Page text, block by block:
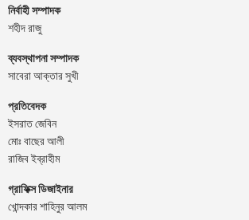
নির্বাহী সম্পাদক
শহীদ রাজু
ব্যবস্থাপনা সম্পাদক
সাবেরা আক্তার সুখী
প্রতিবেদক
ইসরাত জেবিন
মোঃ বাছের আলী
রাজিব ইব্রাহীম
গ্রাফিক্স ডিজাইনার
খোন্দকার শাহিনুর আলম